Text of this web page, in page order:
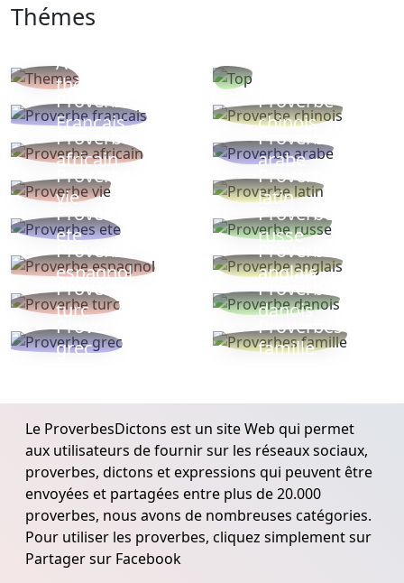
Thémes
Autres
thèmes
Proverbe
Français
Proverbe
chinois
Proverbe
africain
Proverbe
arabe
Proverbe
vie
Proverbe
latin
Proverbes
ete
Proverbe
russe
Proverbe
espagnol
Proverbe
anglais
Proverbe
turc
Proverbe
danois
Proverbe
grec
Proverbes
famille
Le ProverbesDictons est un site Web qui permet
aux utilisateurs de fournir sur les réseaux sociaux,
proverbes, dictons et expressions qui peuvent être
envoyées et partagées entre plus de 20.000
proverbes, nous avons de nombreuses catégories.
Pour utiliser les proverbes, cliquez simplement sur
Partager sur Facebook